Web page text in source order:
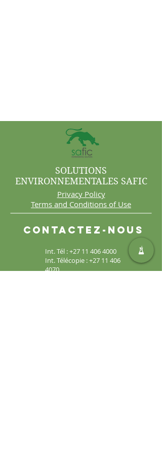
Int. Tél :+27 11 406 4000
Int. Télécopie :+27 11 406
4070
Contactez-nous
SOLUTIONS
ENVIRONNEMENTALES SAFIC
Privacy Policy
Terms and Conditions of Use